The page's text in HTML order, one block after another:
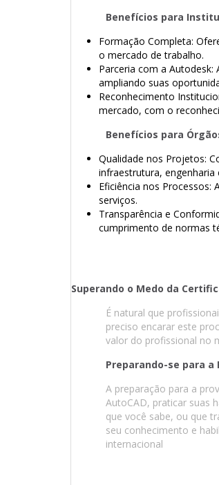
Benefícios para
Formação Completa:
o mercado de trabalho.
Parceria com a
ampliando suas
Reconhecimento
mercado, com o
Benefícios para
Qualidade nos Projetos:
infraestrutura, engenharia
Eficiência nos Processos:
serviços.
Transparência e
cumprimento de normas
Superando o Medo da
É natural que
preciso encarar este
valor do profissional no
Preparando-se para a
A preparação para a
AutoCAD, praticar suas
que você sabe, ou que
seu conhecimento e
internacional